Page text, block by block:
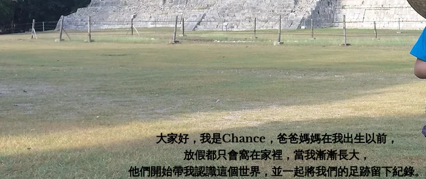
大家好，我是Chance，爸爸媽媽在我出生以前，
放假都只會窩在家裡，當我漸漸長大，
他們開始帶我認識這個世界，並一起將我們的足跡留下紀錄。